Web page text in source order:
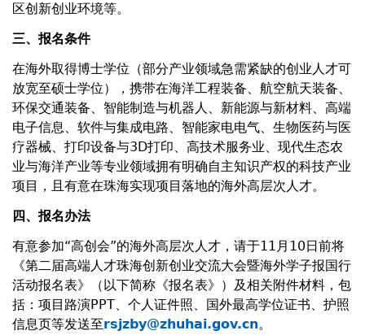
区创新创业环境等。
三、报名条件
在海外取得博士学位（部分产业领域急需紧缺的创业人才可
放宽至硕士学位），携带在海洋工程装备、航空航天装备、
环保交通装备、智能制造与机器人、新能源与新材料、高端
电子信息、软件与集成电路、智能家电电气、生物医药与医
疗器械、打印设备与3D打印、高技术服务业、现代生态农
业与海洋产业等专业领域拥有明确自主知识产权的科技产业
项目，且有意在珠海实现项目落地的海外高层次人才。
四、报名办法
有意参加“高创会”的海外高层次人才，请于11月10日前将
《第二届高端人才珠海创新创业交流大会暨海外学子报国行
活动报名表》（以下简称《报名表》）及相关附件材料，包
括：项目路演PPT、个人证件照、国外最高学位证书、护照
信息页等发送至rsjzby@zhuhai.gov.cn。